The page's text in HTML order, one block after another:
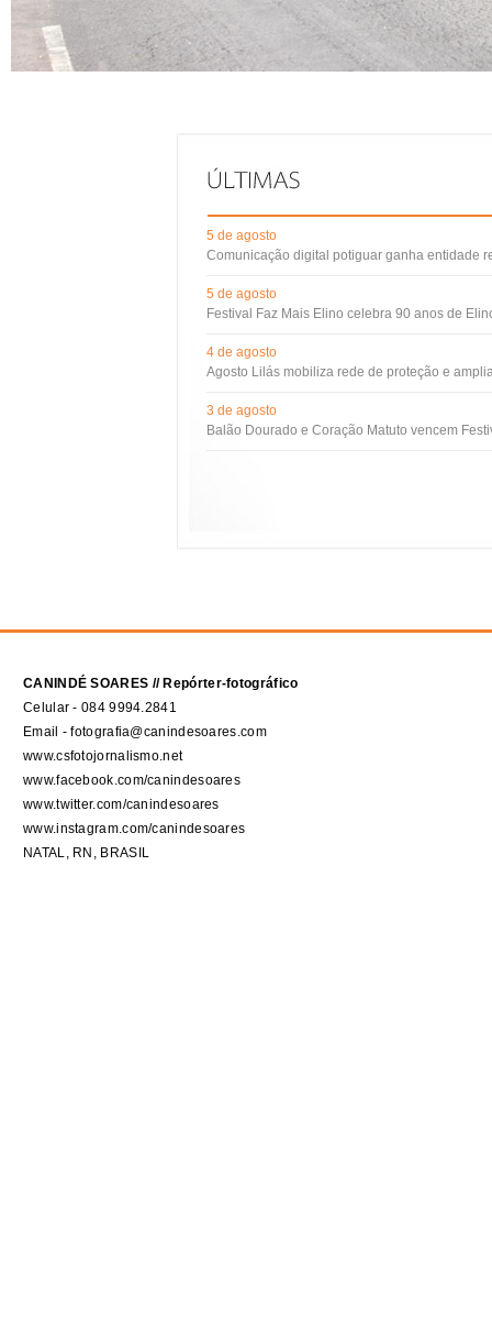
5 de agosto
Comunicação digital potiguar ganha entidade
5 de agosto
Festival Faz Mais Elino celebra 90 anos de
4 de agosto
Agosto Lilás mobiliza rede de proteção e
3 de agosto
Balão Dourado e Coração Matuto vencem
CANINDÉ SOARES // Repórter-fotográfico
Celular - 084 9994.2841
Email - fotografia@canindesoares.com
www.csfotojornalismo.net
www.facebook.com/canindesoares
www.twitter.com/canindesoares
www.instagram.com/canindesoares
NATAL, RN, BRASIL